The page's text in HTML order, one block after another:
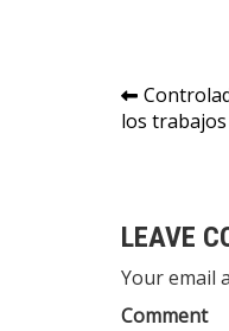
de
los trabajos
LEAVE
Your email
Comment